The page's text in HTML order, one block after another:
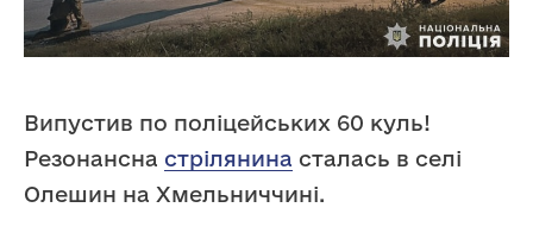
Випустив по поліцейських 60 куль!
Резонансна стрілянина сталась в селі
Олешин на Хмельниччині.